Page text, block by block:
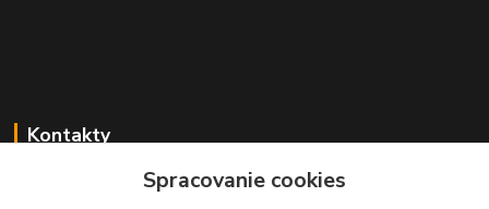
Kontakty
+421 2 529 67 411Spracovanie cookies